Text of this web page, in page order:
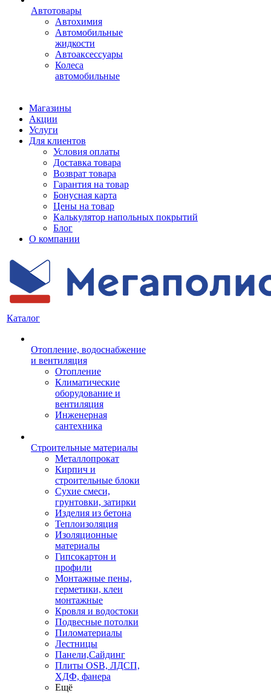
Автотовары
Автохимия
Автомобильные
жидкости
Автоаксессуары
Колеса
автомобильные
Магазины
Акции
Услуги
Для клиентов
Условия оплаты
Доставка товара
Возврат товара
Гарантия на товар
Бонусная карта
Цены на товар
Калькулятор напольных покрытий
Блог
О компании
Каталог
Отопление, водоснабжение
и вентиляция
Отопление
Климатические
оборудование и
вентиляция
Инженерная
сантехника
Строительные материалы
Металлопрокат
Кирпич и
строительные блоки
Сухие смеси,
грунтовки, затирки
Изделия из бетона
Теплоизоляция
Изоляционные
материалы
Гипсокартон и
профили
Монтажные пены,
герметики, клеи
монтажные
Кровля и водостоки
Подвесные потолки
Пиломатериалы
Лестницы
Панели,Сайдинг
Плиты OSB, ЛДСП,
ХДФ, фанера
Ещё